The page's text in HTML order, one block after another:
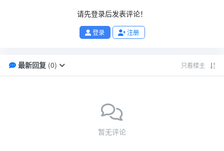
请先登录后发表评论！
登录 注册
最新回复(0) 只看楼主
暂无评论